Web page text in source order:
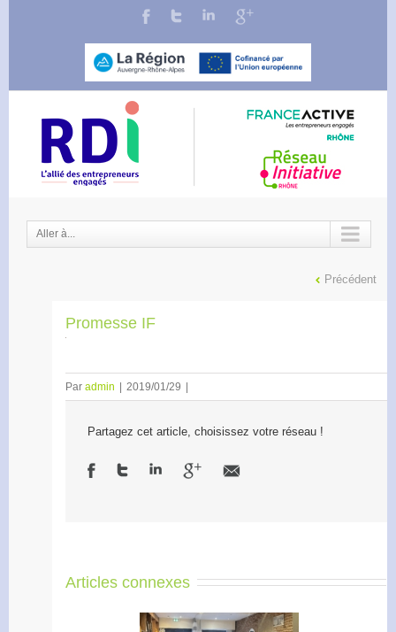
Aller à...
Précédent
Promesse IF
Par admin 2019/01/29
Partagez cet article, choisissez votre réseau !
Articles connexes